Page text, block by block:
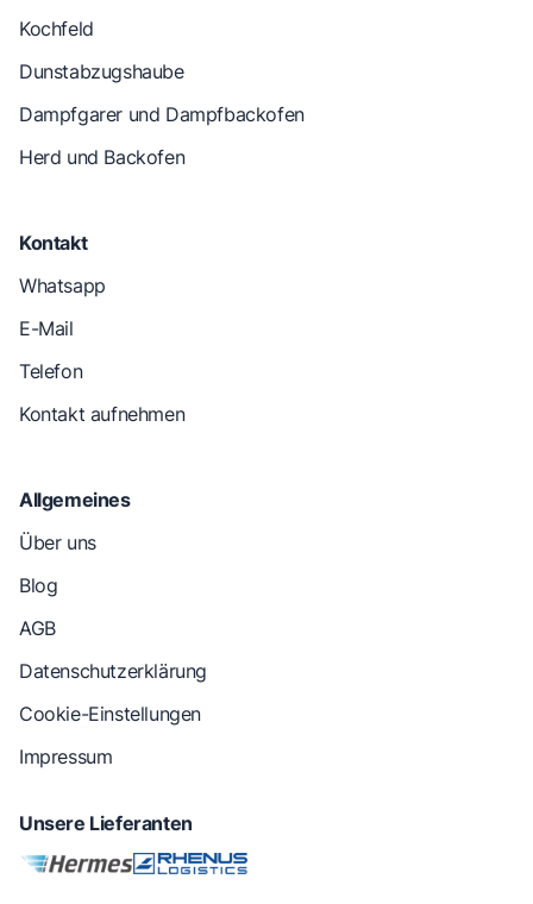
Kochfeld
Dunstabzugshaube
Dampfgarer und Dampfbackofen
Herd und Backofen
Kontakt
Whatsapp
E-Mail
Telefon
Kontakt aufnehmen
Allgemeines
Über uns
Blog
AGB
Datenschutzerklärung
Cookie-Einstellungen
Impressum
Unsere Lieferanten